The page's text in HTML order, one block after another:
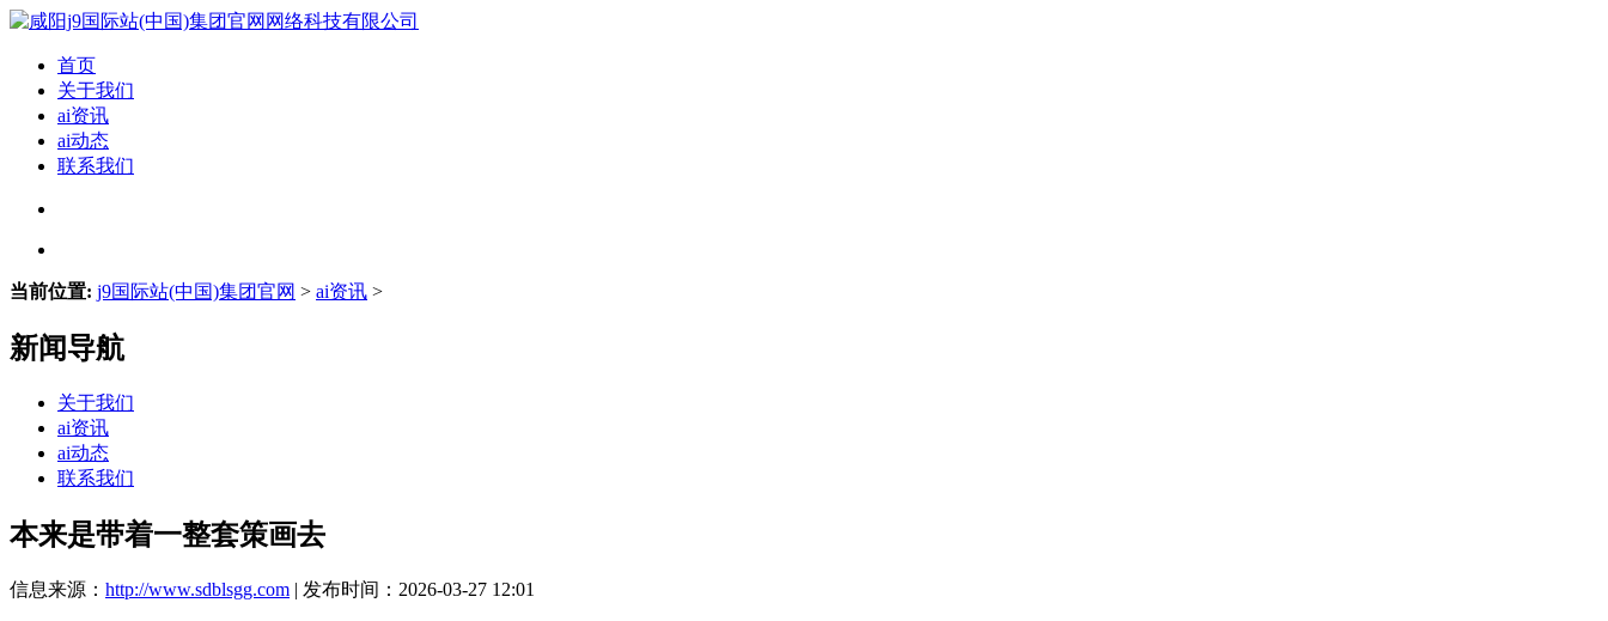
首页
关于我们
ai资讯
ai动态
联系我们
当前位置: j9国际站(中国)集团官网 > ai资讯 >
新闻导航
关于我们
ai资讯
ai动态
联系我们
本来是带着一整套策画去
信息来源： http://www.sdblsgg.com | 发布时间：2026-03-27 12:01